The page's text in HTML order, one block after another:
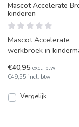
Mascot Accelerate
kinderen
Mascot Accelerate
werkbroek in
Bescheiden in
€40,95 excl. btw
€49,55 incl. btw
Vergelijk